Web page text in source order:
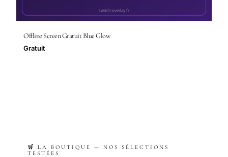
Offline Screen Gratuit Blue Glow
Gratuit
🛒 LA BOUTIQUE — NOS SÉLECTIONS
TESTÉES